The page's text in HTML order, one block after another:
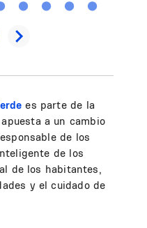
es parte de la
a un cambio
de los
de los
de los habitantes,
y el cuidado de